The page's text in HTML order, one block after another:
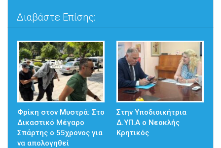
Διαβάστε Επίσης:
Φρίκη στον Μυστρά: Στο
Δικαστικό Μέγαρο
Σπάρτης ο 55χρονος για
να απολογηθεί
Στην Υποδιοικήτρια
Δ.ΥΠ.Α ο Νεοκλής
Κρητικός